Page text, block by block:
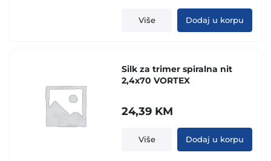
Više Dodaj u korpu
Silk za trimer spiralna nit
2,4x70 VORTEX
24,39 KM
Više Dodaj u korpu